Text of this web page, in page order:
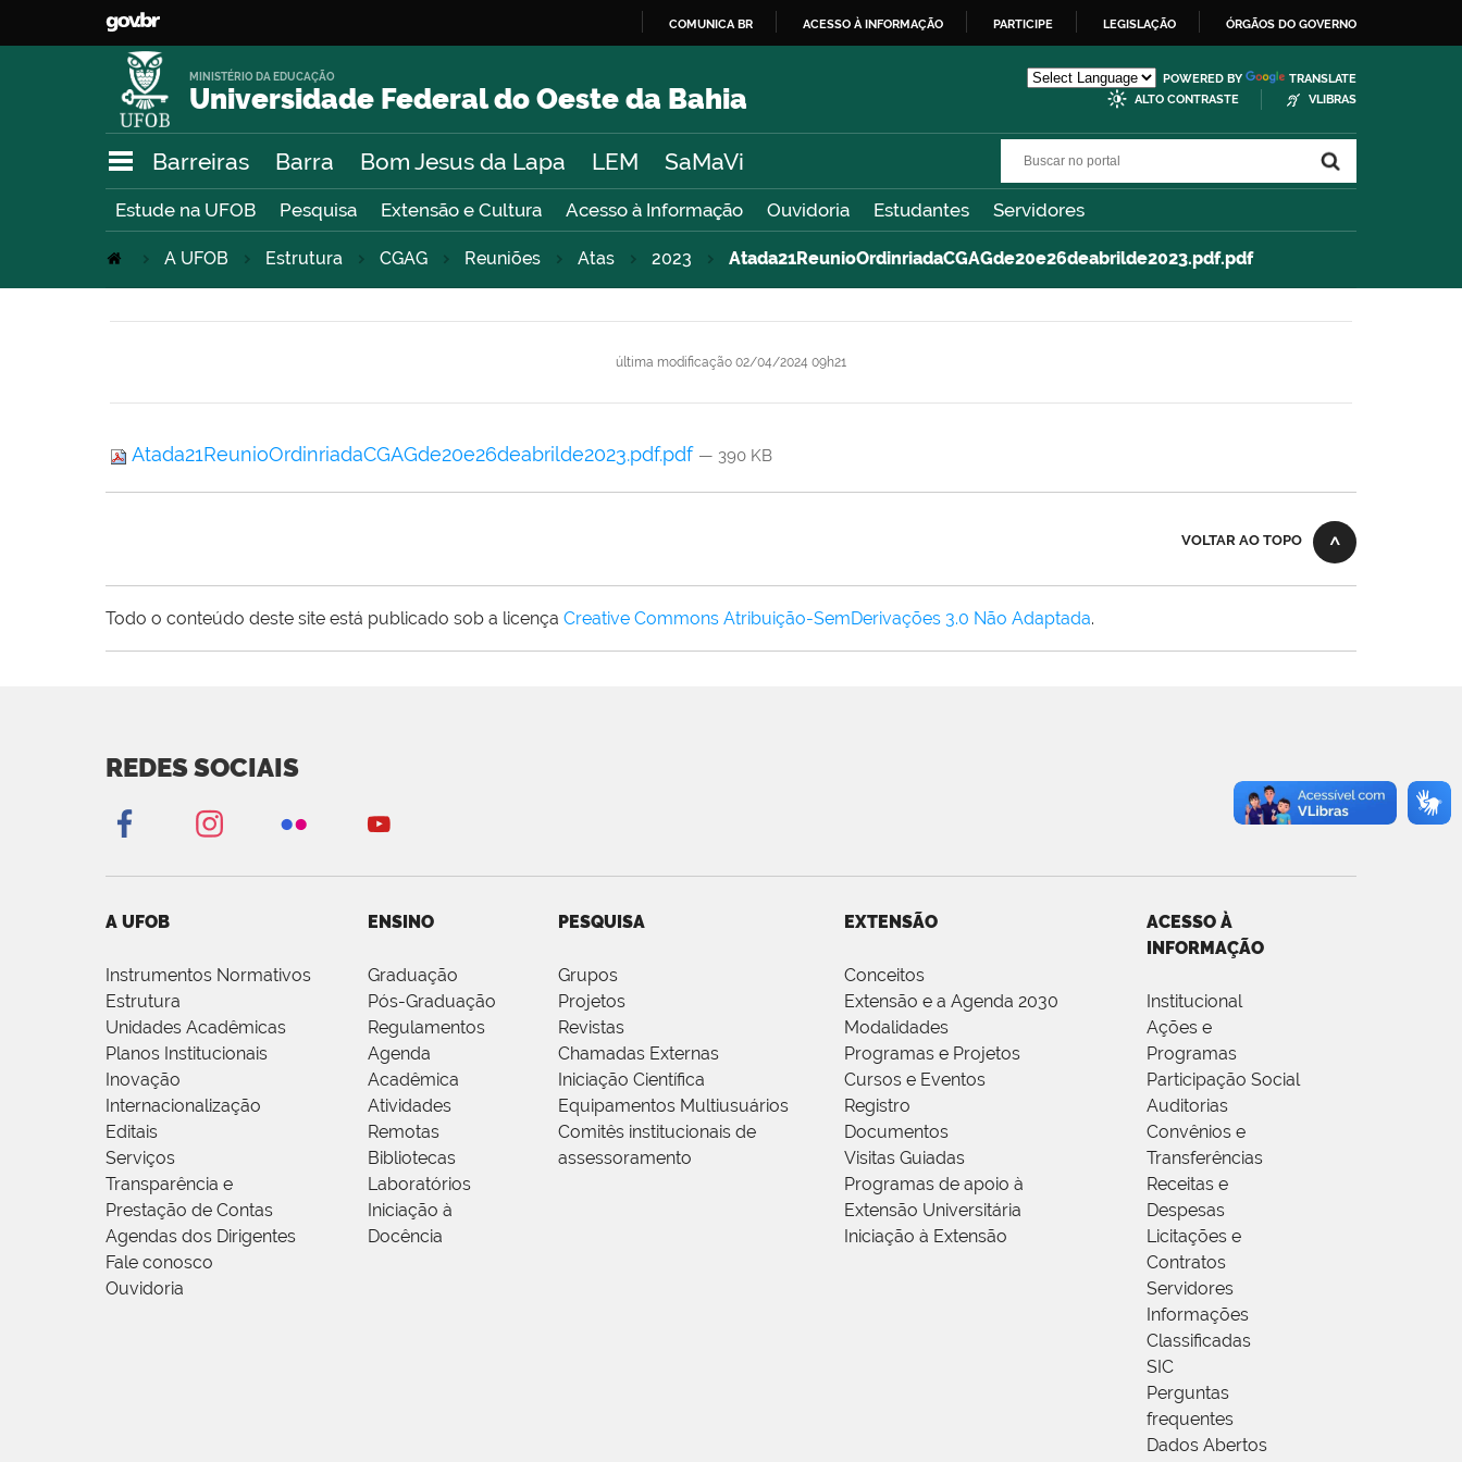
O
COMUNICA BR ACESSO À INFORMAÇÃO PARTICIPE LEGISLAÇÃO ÓRGÃOS DO GOVERNO
Universidade Federal do Oeste da Bahia
MINISTÉRIO DA EDUCAÇÃO POWERED BY
TRANSLATE
ALTO CONTRASTE
VLIBRAS
Barreiras Barra Bom Jesus da Lapa LEM SaMaVi
Estude na UFOB Pesquisa Extensão e Cultura Acesso à Informação Ouvidoria Estudantes Servidores
A UFOB Estrutura CGAG Reuniões Atas 2023 Atada21ReunioOrdinriadaCGAGde20e26deabrilde2023.pdf.pdf
última modificação 02/04/2024 09h21
Atada21ReunioOrdinriadaCGAGde20e26deabrilde2023.pdf.pdf — 390 KB
VOLTAR AO TOPO
Todo o conteúdo deste site está publicado sob a licença Creative Commons Atribuição-SemDerivações 3.0 Não Adaptada.
REDES SOCIAIS
A UFOB
Instrumentos Normativos
Estrutura
Unidades Acadêmicas
Planos Institucionais
Inovação
Internacionalização
Editais
Serviços
Transparência e
Prestação de Contas
Agendas dos Dirigentes
Fale conosco
Ouvidoria
ENSINO
Graduação
Pós-Graduação
Regulamentos
Agenda
Acadêmica
Atividades
Remotas
Bibliotecas
Laboratórios
Iniciação à
Docência
PESQUISA
Grupos
Projetos
Revistas
Chamadas Externas
Iniciação Científica
Equipamentos Multiusuários
Comitês institucionais de
assessoramento
EXTENSÃO
Conceitos
Extensão e a Agenda 2030
Modalidades
Programas e Projetos
Cursos e Eventos
Registro
Documentos
Visitas Guiadas
Programas de apoio à
Extensão Universitária
Iniciação à Extensão
ACESSO À
INFORMAÇÃO
Institucional
Ações e
Programas
Participação Social
Auditorias
Convênios e
Transferências
Receitas e
Despesas
Licitações e
Contratos
Servidores
Informações
Classificadas
SIC
Perguntas
frequentes
Dados Abertos